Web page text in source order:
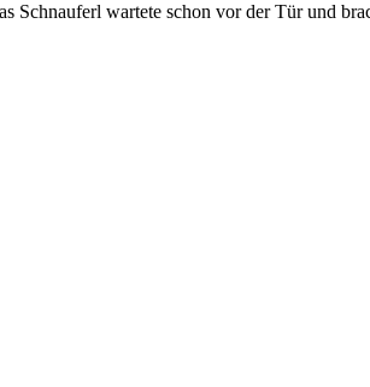
Schnauferl wartete schon vor der Tür und